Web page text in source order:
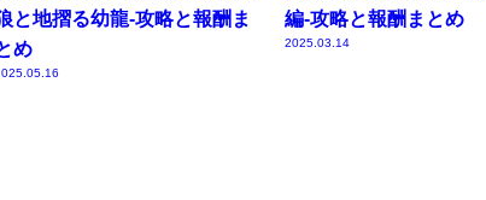
と地摺る幼龍-攻略と報酬ま
め
編-攻略と報酬まとめ
2025.03.14